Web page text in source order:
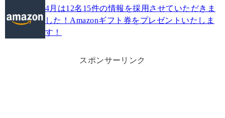
4月は12名15件の情報を採用させていただきま
した！Amazonギフト券をプレゼントいたしま
す！
スポンサーリンク